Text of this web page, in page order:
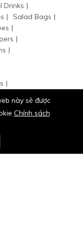
Drinks
Salad Bags
đã được bảo hộ.
này sẽ được
Chính sách